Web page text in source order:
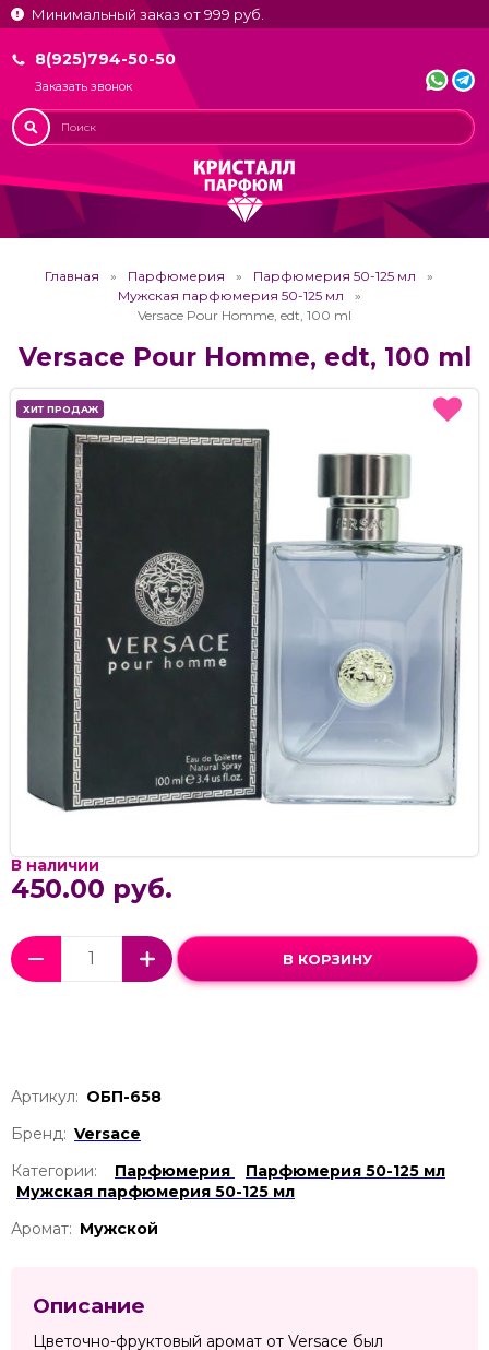
Минимальный заказ от 999 руб.
8(925)794-50-50
Заказать звонок
Главная Парфюмерия
Парфюмерия 50-125 мл
Мужская парфюмерия 50-125 мл
Versace Pour Homme, edt, 100 ml
Versace Pour Homme, edt, 100 ml
ХИТ ПРОДАЖ
ХИТ ПРОДАЖ
В наличии
450.00 руб.
В КОРЗИНУ
Артикул: ОБП-658
Бренд: Versace
Категории:
Парфюмерия
Парфюмерия 50-125 мл
Мужская парфюмерия 50-125 мл
Аромат: Мужской
Описание
Цветочно-фруктовый аромат от Versace был